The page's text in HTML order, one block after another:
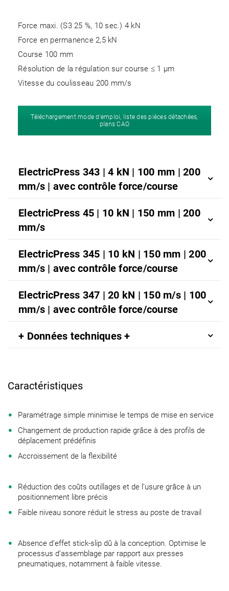
Force maxi. (S3 25 %, 10 sec.) 4 kN
Force en permanence 2,5 kN
Course 100 mm
Résolution de la régulation sur course ≤ 1 µm
Vitesse du coulisseau 200 mm/s
Téléchargement mode d'emploi, liste des pièces détachées,
plans CAO
ElectricPress 343 | 4 kN | 100 mm | 200
mm/s | avec contrôle force/course
ElectricPress 45 | 10 kN | 150 mm | 200
mm/s
ElectricPress 345 | 10 kN | 150 mm | 200
mm/s | avec contrôle force/course
ElectricPress 347 | 20 kN | 150 m/s | 100
mm/s | avec contrôle force/course
+ Données techniques +
Caractéristiques
Paramétrage simple minimise le temps de mise en service
Changement de production rapide grâce à des profils de
déplacement prédéfinis
Accroissement de la flexibilité
Réduction des coûts outillages et de l’usure grâce à un
positionnement libre précis
Faible niveau sonore réduit le stress au poste de travail
Absence d’effet stick-slip dû à la conception. Optimise le
processus d’assemblage par rapport aux presses
pneumatiques, notamment à faible vitesse.